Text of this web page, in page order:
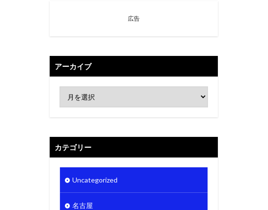
広告
アーカイブ
カテゴリー
Uncategorized
名古屋